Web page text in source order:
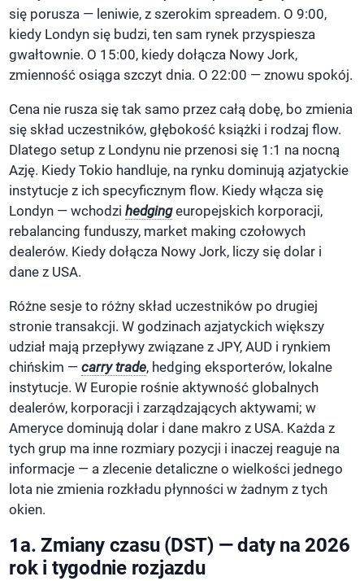
się porusza — leniwie, z szerokim spreadem. O 9:00,
kiedy Londyn się budzi, ten sam rynek przyspiesza
gwałtownie. O 15:00, kiedy dołącza Nowy Jork,
zmienność osiąga szczyt dnia. O 22:00 — znowu spokój.
Cena nie rusza się tak samo przez całą dobę, bo zmienia
się skład uczestników, głębokość książki i rodzaj flow.
Dlatego setup z Londynu nie przenosi się 1:1 na nocną
Azję. Kiedy Tokio handluje, na rynku dominują azjatyckie
instytucje z ich specyficznym flow. Kiedy włącza się
Londyn — wchodzihedgingeuropejskich korporacji,
rebalancing funduszy, market making czołowych
dealerów. Kiedy dołącza Nowy Jork, liczy się dolar i
dane z USA.
Różne sesje to różny skład uczestników po drugiej
stronie transakcji. W godzinach azjatyckich większy
udział mają przepływy związane z JPY, AUD i rynkiem
chińskim —carry trade, hedging eksporterów, lokalne
instytucje. W Europie rośnie aktywność globalnych
dealerów, korporacji i zarządzających aktywami; w
Ameryce dominują dolar i dane makro z USA. Każda z
tych grup ma inne rozmiary pozycji i inaczej reaguje na
informacje — a zlecenie detaliczne o wielkości jednego
lota nie zmienia rozkładu płynności w żadnym z tych
okien.
1a. Zmiany czasu (DST) — daty na 2026
rok i tygodnie rozjazdu